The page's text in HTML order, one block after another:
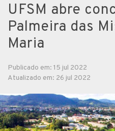
UFSM abre
Palmeira das
Maria
Publicado em: 15 jul 2022
Atualizado em: 26 jul 2022